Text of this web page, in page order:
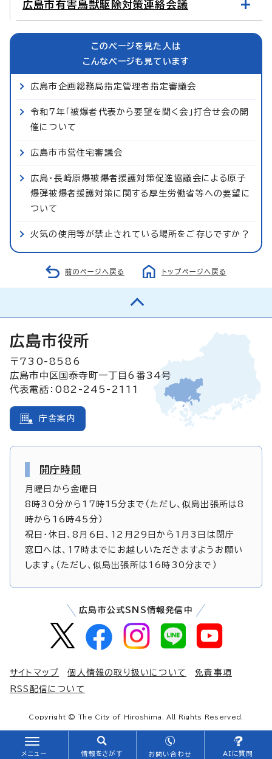
広島市有害鳥獣駆除対策連絡会議
このページを見た人は
こんなページも見ています
広島市企画総務局指定管理者指定審議会
令和7年「被爆者代表から要望を聞く会」打合せ会の開
催について
広島市市営住宅審議会
広島・長崎原爆被爆者援護対策促進協議会による原子
爆弾被爆者援護対策に関する厚生労働省等への要望に
ついて
火気の使用等が禁止されている場所をご存じですか？
前のページへ戻る トップページへ戻る
メニュー 情報をさがす お問い合わせ AIに質問
広島市役所
〒730-8586
広島市中区国泰寺町一丁目6番34号
代表電話：082-245-2111
庁舎案内
開庁時間
月曜日から金曜日
8時30分から17時15分まで（ただし、似島出張所は8
時から16時45分）
祝日・休日、8月6日、12月29日から1月3日は閉庁
窓口へは、17時までにお越しいただきますようお願い
します。（ただし、似島出張所は16時30分まで）
広島市公式SNS情報発信中
サイトマップ 個人情報の取り扱いについて
免責事項
RSS配信について
Copyright © The City of Hiroshima. All Rights Reserved.